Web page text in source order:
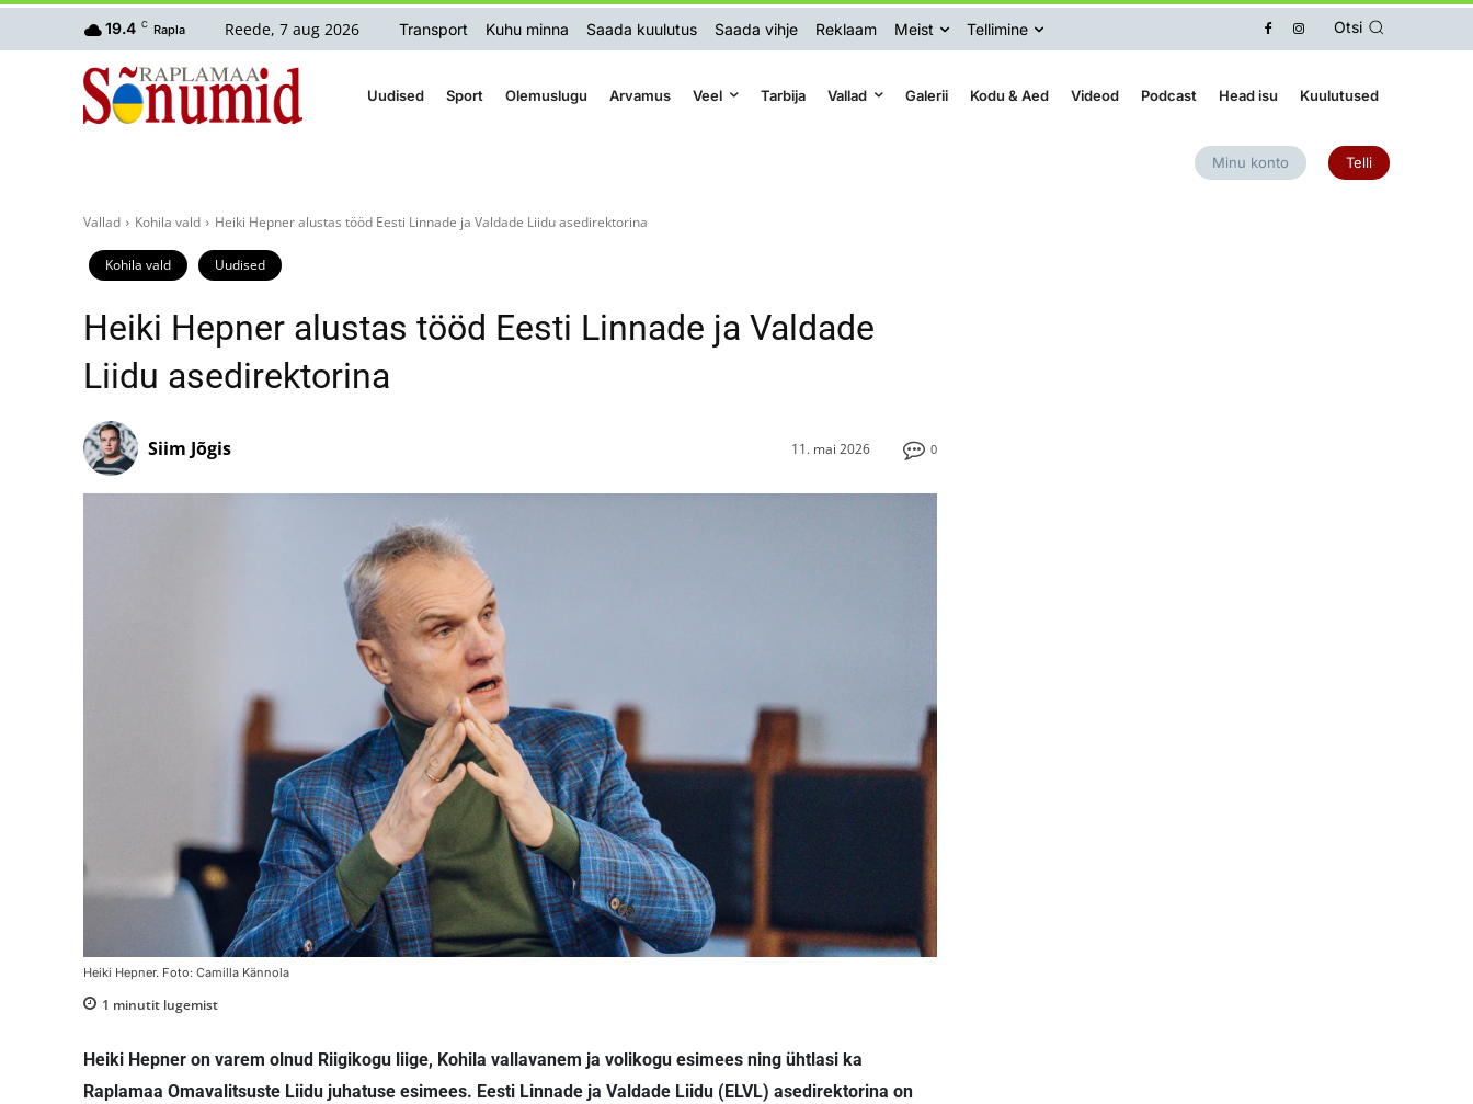
19.4 C Rapla Reede, 7 aug 2026 Transport Kuhu minna Saada kuulutus Saada vihje Reklaam Meist Tellimine Otsi
Uudised Sport Olemuslugu Arvamus Veel Tarbija Vallad Galerii Kodu & Aed Videod Podcast Head isu Kuulutused
Minu konto Telli
Vallad Kohila vald Heiki Hepner alustas tööd Eesti Linnade ja Valdade Liidu asedirektorina
Kohila vald Uudised
Heiki Hepner alustas tööd Eesti Linnade ja Valdade
Liidu asedirektorina
0
11. mai 2026
Siim Jõgis
Heiki Hepner. Foto: Camilla Kännola
1 minutit lugemist
Heiki Hepner on varem olnud Riigikogu liige, Kohila vallavanem ja volikogu esimees ning ühtlasi ka
Raplamaa Omavalitsuste Liidu juhatuse esimees. Eesti Linnade ja Valdade Liidu (ELVL) asedirektorina on